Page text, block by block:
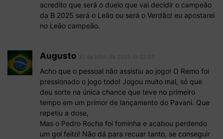
acredito que será o duelo que vai decidir o campeão
da B 2025 será o Leão ou será o Verdão! eu apostarei
no Leão campeão.
Augusto
Acho que o pessoal não assistiu ao jogo! O Remo foi
pressionado o jogo todo! Jogou muito mal, só que
deu sorte na única chance que teve no primeiro
tempo em um primor de lançamento do Pavani. Que
repetiu a dose,
Mas o Pedro Rocha foi fominha e acabou perdendo
um gol feito! Não dá para recuar tanto, se conseguir